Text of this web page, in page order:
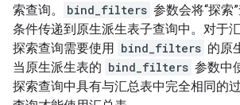
索查询。
bind_filters 参数会将“探索
条件传递到原生派生表子查询中。对于
探索查询需要使用
bind_filters 的原
当原生派生表的 bind_filters 参数中
探索查询中具有与汇总表中完全相同的